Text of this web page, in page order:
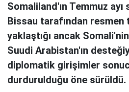
Somaliland'ın Temmuz ayı
Bissau tarafından resmen
yaklaştığı ancak
Suudi Arabistan'ın
diplomatik girişimler
durdurulduğu öne sürüldü.